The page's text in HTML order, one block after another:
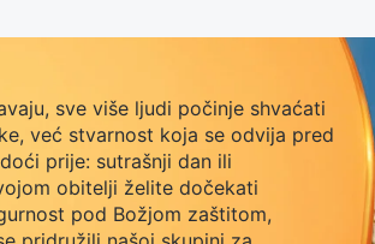
sve više ljudi počinje shvaćati
već stvarnost koja se odvija pred
prije: sutrašnji dan ili
obitelji želite dočekati
pod Božjom zaštitom,